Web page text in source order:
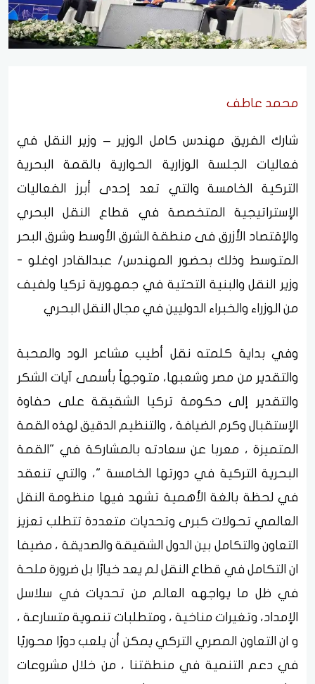
محمد عاطف
شارك الفريق مهندس كامل الوزير – وزير النقل في
فعاليات الجلسة الوزارية الحوارية بالقمة البحرية
التركية الخامسة والتي تعد إحدى أبرز الفعاليات
الإستراتيجية المتخصصة في قطاع النقل البحري
والإقتصاد الأزرق فى منطقة الشرق الأوسط وشرق البحر
المتوسط وذلك بحضور المهندس/ عبدالقادر اوغلو -
وزير النقل والبنية التحتية في جمهورية تركيا ولفيف
من الوزراء والخبراء الدوليين في مجال النقل البحري
وفي بداية كلمته نقل أطيب مشاعر الود والمحبة
والتقدير من مصر وشعبها، متوجهاً بأسمى آيات الشكر
والتقدير إلى حكومة تركيا الشقيقة على حفاوة
الإستقبال وكرم الضيافة ، والتنظيم الدقيق لهذه القمة
المتميزة ، معربا عن سعادته بالمشاركة في "القمة
البحرية التركية في دورتها الخامسة "، والتي تنعقد
في لحظة بالغة الأهمية تشهد فيها منظومة النقل
العالمي تحولات كبرى وتحديات متعددة تتطلب تعزيز
التعاون والتكامل بين الدول الشقيقة والصديقة ، مضيفا
ان التكامل في قطاع النقل لم يعد خيارًا بل ضرورة ملحة
في ظل ما يواجهه العالم من تحديات في سلاسل
الإمداد، وتغيرات مناخية ، ومتطلبات تنموية متسارعة ،
و ان التعاون المصري التركي يمكن أن يلعب دورًا محوريًا
في دعم التنمية في منطقتنا ، من خلال مشروعات